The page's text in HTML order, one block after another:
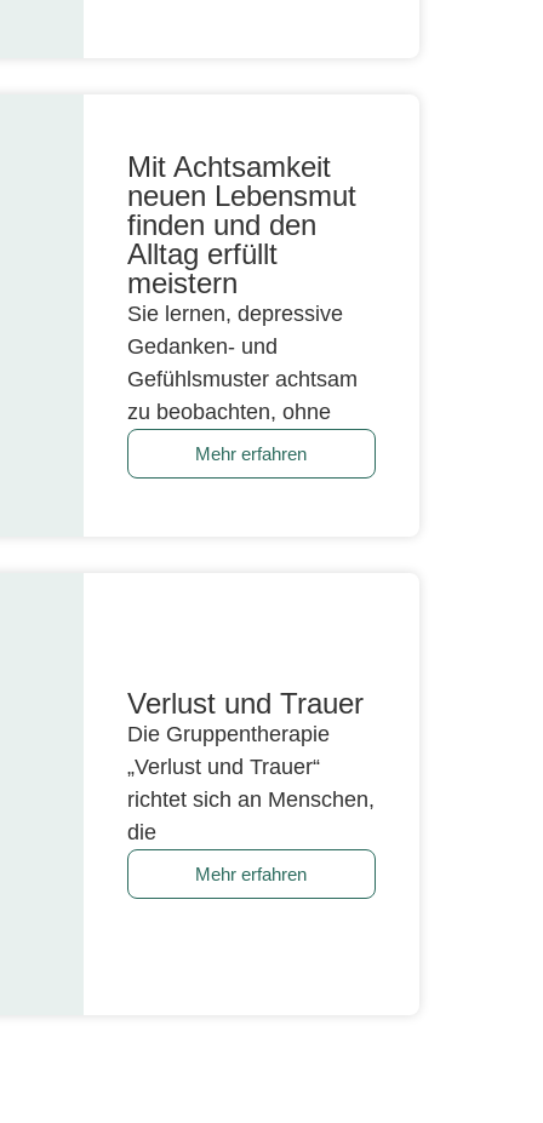
Mit Achtsamkeit
neuen Lebensmut
finden und den
Alltag erfüllt
meistern
Sie lernen, depressive
Gedanken- und
Gefühlsmuster achtsam
zu beobachten, ohne
Mehr erfahren
Verlust und Trauer
Die Gruppentherapie
„Verlust und Trauer“
richtet sich an Menschen,
die
Mehr erfahren